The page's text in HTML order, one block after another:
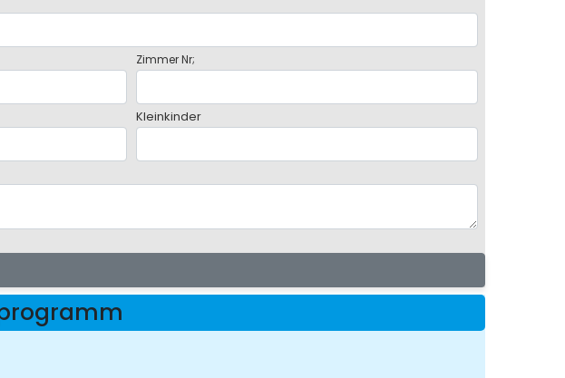
Zimmer Nr;
Kleinkinder